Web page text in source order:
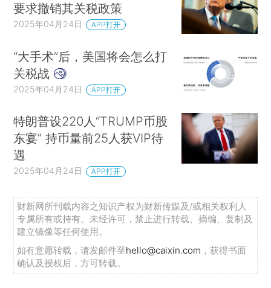
要求撤销其关税政策
2025年04月24日 APP打开
“大手术”后，美国将会怎么打
关税战
2025年04月24日 APP打开
特朗普设220人“TRUMP币股
东宴” 持币量前25人获VIP待
遇
2025年04月24日 APP打开
财新网所刊载内容之知识产权为财新传媒及/或相关权利人
专属所有或持有。未经许可，禁止进行转载、摘编、复制及
建立镜像等任何使用。
如有意愿转载，请发邮件至hello@caixin.com ，获得书面
确认及授权后，方可转载。